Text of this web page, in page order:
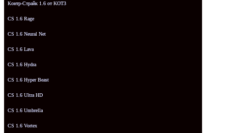
Контр-Страйк 1.6 от KOT3
CS 1.6 Rage
CS 1.6 Neural Net
CS 1.6 Lava
CS 1.6 Hydra
CS 1.6 Hyper Beast
CS 1.6 Ultra HD
CS 1.6 Umbrella
CS 1.6 Vortex